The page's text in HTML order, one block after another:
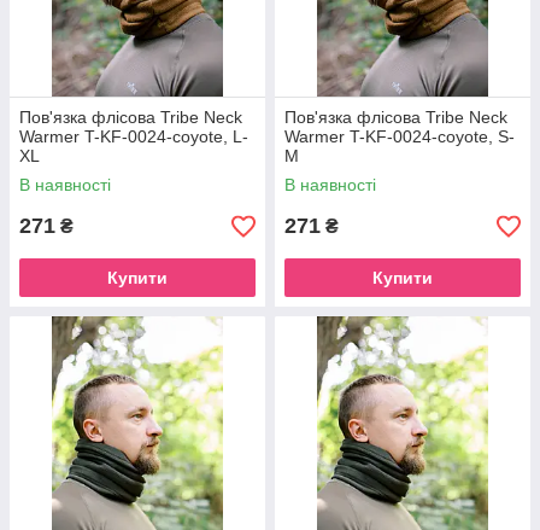
Пов'язка флісова Tribe Neck
Warmer T-KF-0024-coyote, L-
XL
В наявності
271 ₴
Купити
Пов'язка флісова Tribe Neck
Warmer T-KF-0024-coyote, S-
M
В наявності
271 ₴
Купити